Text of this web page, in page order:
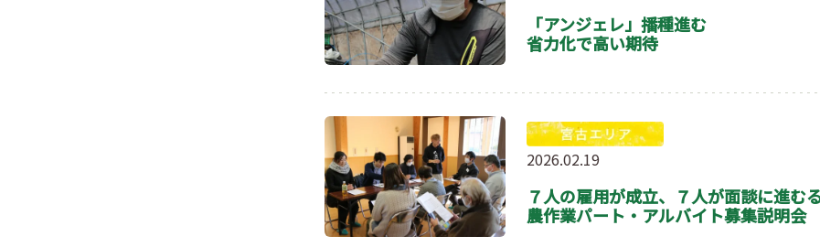
「アンジェレ」播種進む
省力化で高い期待
2026.02.19
７人の雇用が成立、７人が面談に進む
農作業パート・アルバイト募集説明会